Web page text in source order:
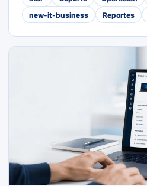
new-it-business
Reportes